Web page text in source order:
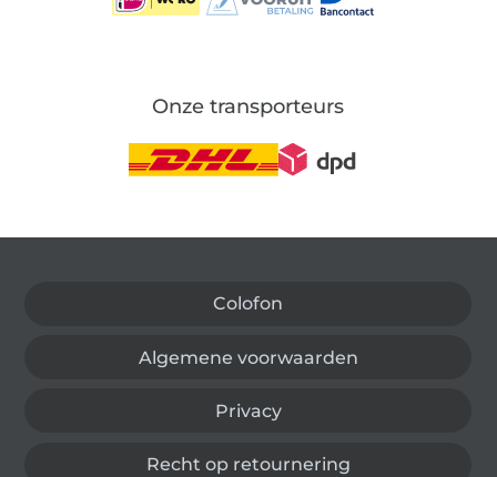
Onze transporteurs
Colofon
Algemene voorwaarden
Privacy
Recht op retournering